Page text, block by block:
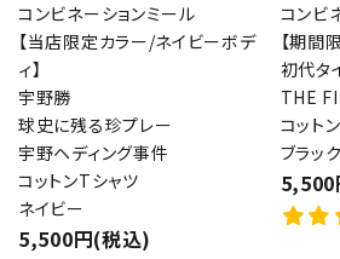
コンビネーションミール
【当店限定カラー/ネイビーボデ
ィ】
宇野勝
球史に残る珍プレー
宇野ヘディング事件
コットンTシャツ
ネイビー
5,500円(税込)
コンビ
【期間
初代タ
THE
コット
ブラック